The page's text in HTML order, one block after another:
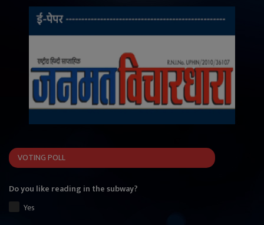
VOTING POLL
Do you like reading in the subway?
Yes